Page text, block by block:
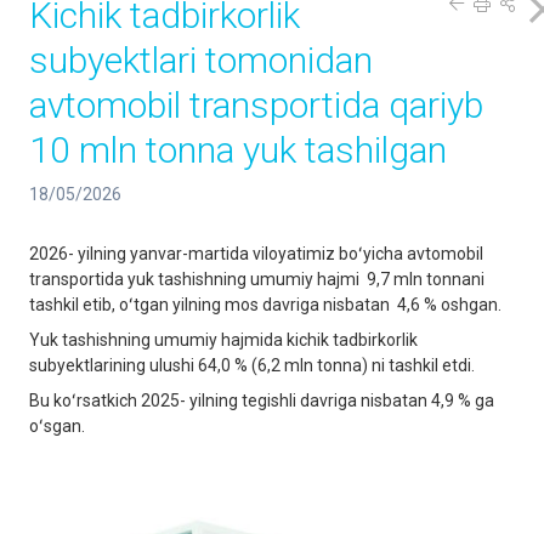
Kichik tadbirkorlik
subyektlari tomonidan
avtomobil transportida qariyb
10 mln tonna yuk tashilgan
18/05/2026
2026- yilning yanvar-martida viloyatimiz boʻyicha avtomobil
transportida yuk tashishning umumiy hajmi 9,7 mln tonnani
tashkil etib, oʻtgan yilning mos davriga nisbatan 4,6 % oshgan.
Yuk tashishning umumiy hajmida kichik tadbirkorlik
subyektlarining ulushi 64,0 % (6,2 mln tonna) ni tashkil etdi.
Bu koʻrsatkich 2025- yilning tegishli davriga nisbatan 4,9 % ga
oʻsgan.